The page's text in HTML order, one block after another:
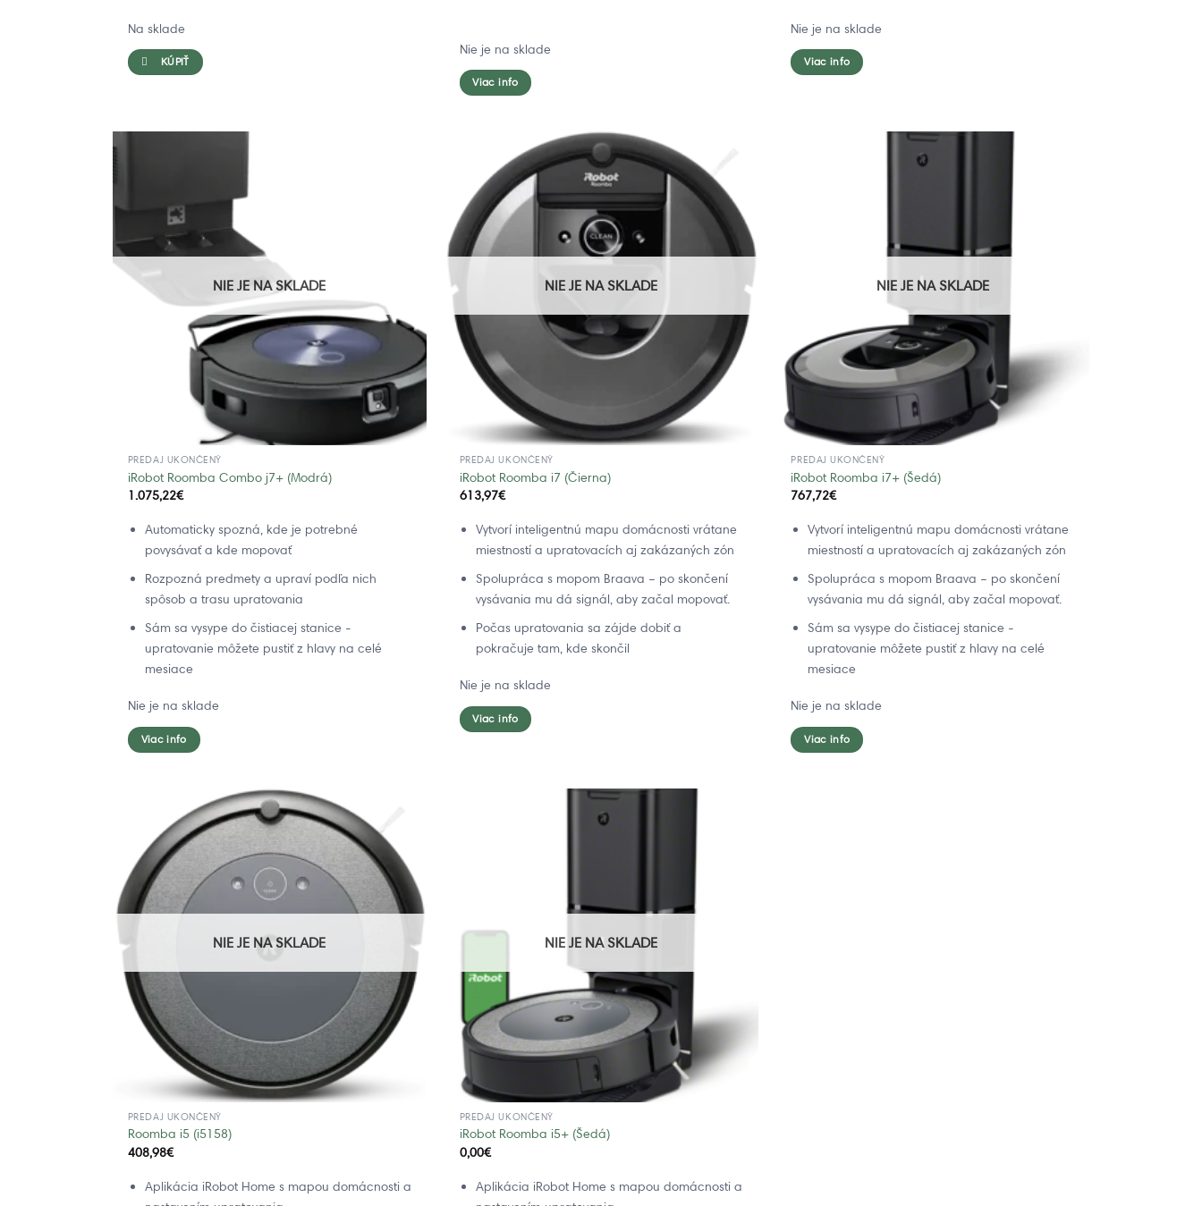
Na sklade
KÚPIŤ
Nie je na sklade
Viac info
Nie je na sklade
Viac info
NIE JE NA SKLADE
PREDAJ UKONČENÝ
iRobot Roomba Combo j7+ (Modrá)
1.075,22€
Automaticky spozná, kde je potrebné
povysávať a kde mopovať
Rozpozná predmety a upraví podľa nich
spôsob a trasu upratovania
Sám sa vysype do čistiacej stanice -
upratovanie môžete pustiť z hlavy na celé
mesiace
Nie je na sklade
Viac info
NIE JE NA SKLADE
PREDAJ UKONČENÝ
iRobot Roomba i7 (Čierna)
613,97€
Vytvorí inteligentnú mapu domácnosti vrátane
miestností a upratovacích aj zakázaných zón
Spolupráca s mopom Braava – po skončení
vysávania mu dá signál, aby začal mopovať.
Počas upratovania sa zájde dobiť a
pokračuje tam, kde skončil
Nie je na sklade
Viac info
NIE JE NA SKLADE
PREDAJ UKONČENÝ
iRobot Roomba i7+ (Šedá)
767,72€
Vytvorí inteligentnú mapu domácnosti vrátane
miestností a upratovacích aj zakázaných zón
Spolupráca s mopom Braava – po skončení
vysávania mu dá signál, aby začal mopovať.
Sám sa vysype do čistiacej stanice -
upratovanie môžete pustiť z hlavy na celé
mesiace
Nie je na sklade
Viac info
NIE JE NA SKLADE
PREDAJ UKONČENÝ
Roomba i5 (i5158)
408,98€
Aplikácia iRobot Home s mapou domácnosti a
NIE JE NA SKLADE
PREDAJ UKONČENÝ
iRobot Roomba i5+ (Šedá)
0,00€
Aplikácia iRobot Home s mapou domácnosti a